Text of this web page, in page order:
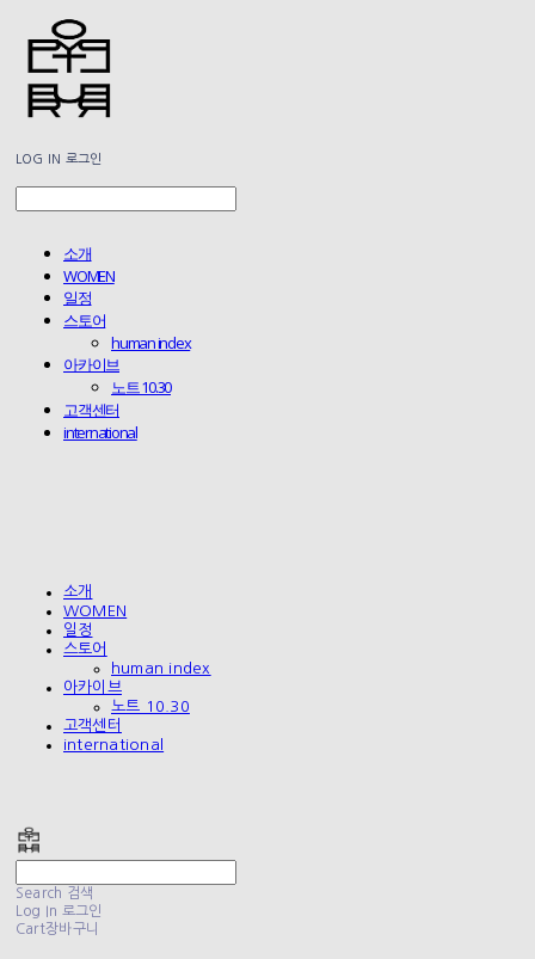
LOG IN 로그인
소개
WOMEN
일정
스토어
human index
아카이브
노트 10.30
고객센터
international
소개
WOMEN
일정
스토어
human index
아카이브
노트 10.30
고객센터
international
Search 검색
Log In 로그인
Cart장바구니